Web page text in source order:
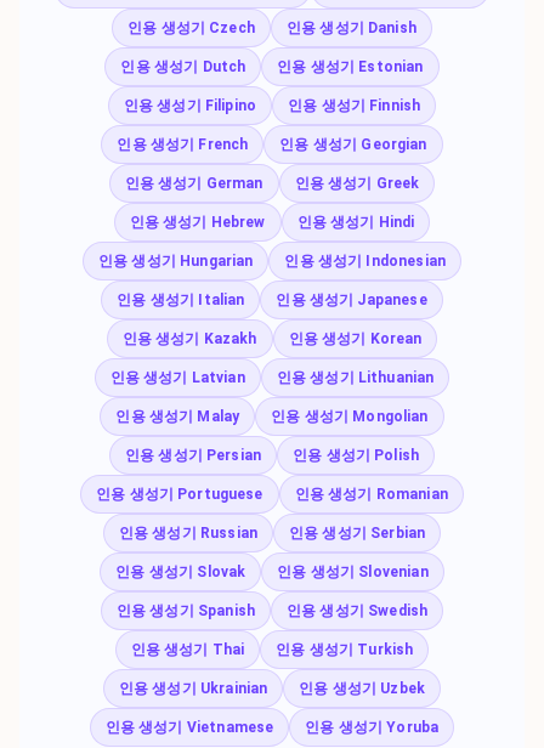
인용 생성기 Czech 인용 생성기 Danish
인용 생성기 Dutch 인용 생성기 Estonian
인용 생성기 Filipino 인용 생성기 Finnish
인용 생성기 French 인용 생성기 Georgian
인용 생성기 German 인용 생성기 Greek
인용 생성기 Hebrew 인용 생성기 Hindi
인용 생성기 Hungarian 인용 생성기 Indonesian
인용 생성기 Italian 인용 생성기 Japanese
인용 생성기 Kazakh 인용 생성기 Korean
인용 생성기 Latvian 인용 생성기 Lithuanian
인용 생성기 Malay 인용 생성기 Mongolian
인용 생성기 Persian 인용 생성기 Polish
인용 생성기 Portuguese 인용 생성기 Romanian
인용 생성기 Russian 인용 생성기 Serbian
인용 생성기 Slovak 인용 생성기 Slovenian
인용 생성기 Spanish 인용 생성기 Swedish
인용 생성기 Thai 인용 생성기 Turkish
인용 생성기 Ukrainian 인용 생성기 Uzbek
인용 생성기 Vietnamese 인용 생성기 Yoruba